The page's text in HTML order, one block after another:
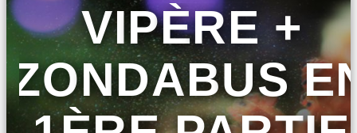
VIPÈRE +
ZONDABUS